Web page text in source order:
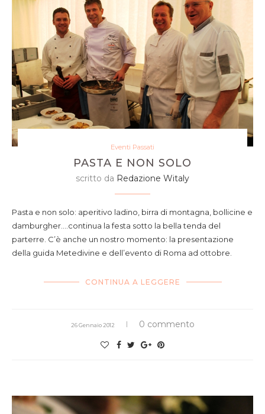
Eventi Passati
PASTA E NON SOLO
scritto da Redazione Witaly
Pasta e non solo: aperitivo ladino, birra di montagna, bollicine e
damburgher….continua la festa sotto la bella tenda del
parterre. C’è anche un nostro momento: la presentazione
della guida Metedivine e dell’evento di Roma ad ottobre.
CONTINUA A LEGGERE
26 Gennaio 2012 0 commento